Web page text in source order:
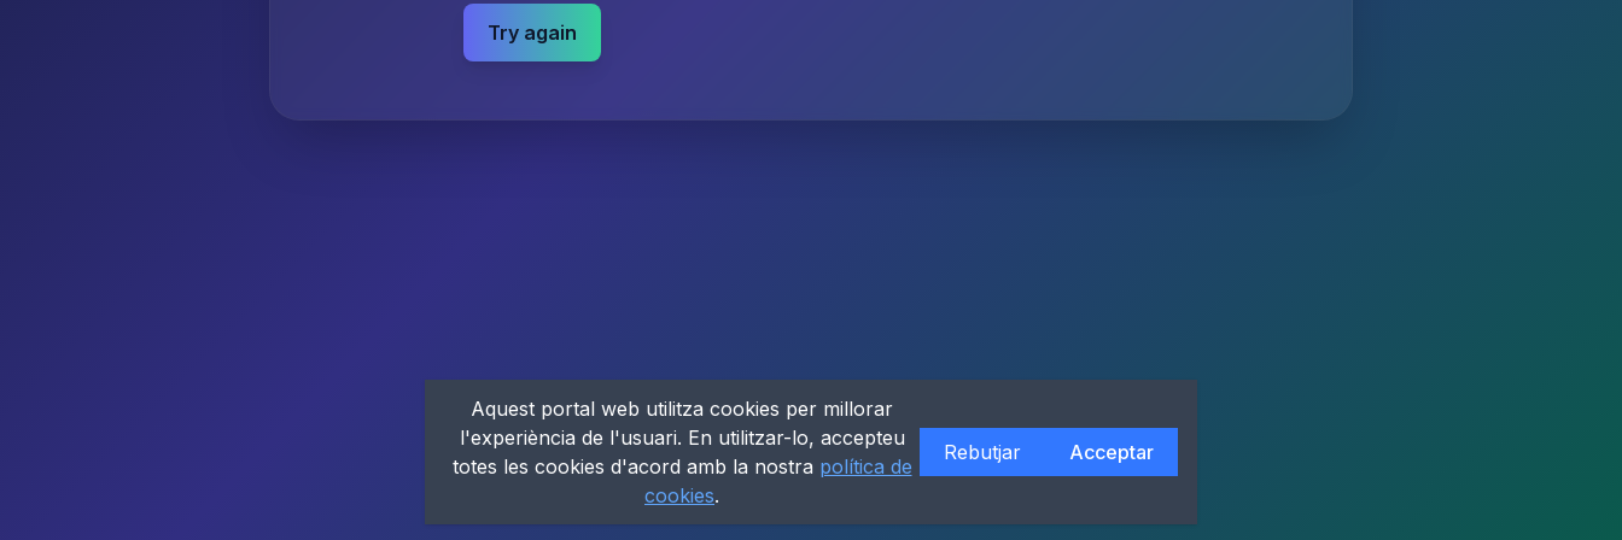
Try again
Aquest portal web utilitza cookies per millorar
l'experiència de l'usuari. En utilitzar-lo, accepteu
totes les cookies d'acord amb la nostra política de
cookies.
Rebutjar Acceptar